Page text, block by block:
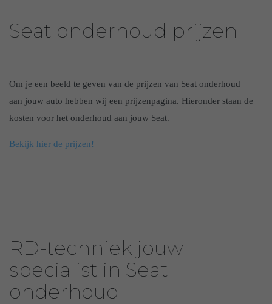
Seat onderhoud prijzen
Om je een beeld te geven van de prijzen van Seat onderhoud
aan jouw auto hebben wij een prijzenpagina. Hieronder staan de
kosten voor het onderhoud aan jouw Seat.
Bekijk hier de prijzen!
RD-techniek jouw
specialist in Seat
onderhoud